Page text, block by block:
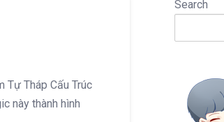
Tự Tháp Cấu Trúc
này thành hình
Search